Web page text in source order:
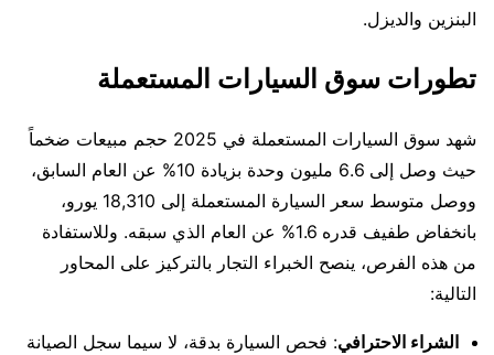
البنزين والديزل.
تطورات سوق السيارات المستعملة
شهد سوق السيارات المستعملة في 2025 حجم مبيعات ضخماً
حيث وصل إلى 6.6 مليون وحدة بزيادة 10% عن العام السابق،
ووصل متوسط سعر السيارة المستعملة إلى 18,310 يورو،
بانخفاض طفيف قدره 1.6% عن العام الذي سبقه. وللاستفادة
من هذه الفرص، ينصح الخبراء التجار بالتركيز على المحاور
التالية:
الشراء الاحترافي: فحص السيارة بدقة، لا سيما سجل الصيانة